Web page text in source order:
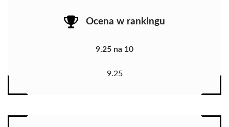
Ocena w rankingu
9.25 na 10
9.25